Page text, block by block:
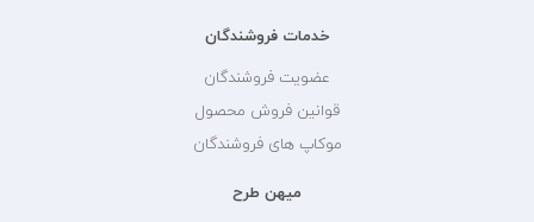
خدمات فروشندگان
عضویت فروشندگان
قوانین فروش محصول
موکاپ های فروشندگان
میهن طرح